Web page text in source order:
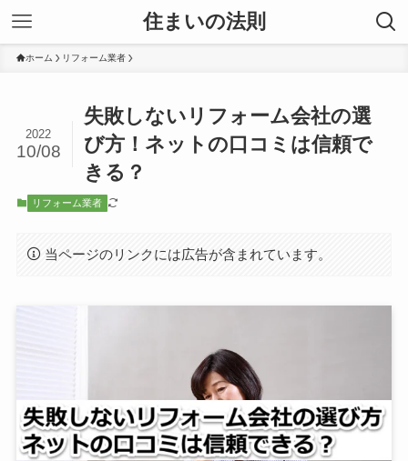
住まいの法則
ホーム リフォーム業者
失敗しないリフォーム会社の選
び方！ネットの口コミは信頼で
きる？
2022
10/08
リフォーム業者
当ページのリンクには広告が含まれています。